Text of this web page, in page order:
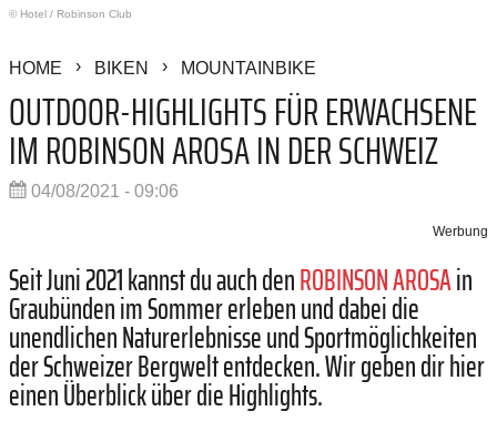
© Hotel / Robinson Club
HOME BIKEN MOUNTAINBIKE
OUTDOOR-HIGHLIGHTS FÜR ERWACHSENE
IM ROBINSON AROSA IN DER SCHWEIZ
04/08/2021 - 09:06
Werbung
Seit Juni 2021 kannst du auch denROBINSON AROSAin
Graubünden im Sommer erleben und dabei die
unendlichen Naturerlebnisse und Sportmöglichkeiten
der Schweizer Bergwelt entdecken. Wir geben dir hier
einen Überblick über die Highlights.